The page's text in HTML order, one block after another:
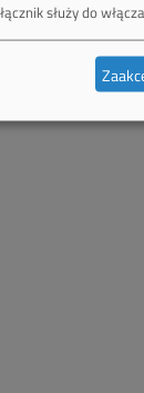
służy do